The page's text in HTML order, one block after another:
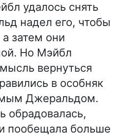
удалось снять
надел его, чтобы
а затем они
Но Мэйбл
вернуться
в особняк
Джеральдом.
обрадовалась,
пообещала больше